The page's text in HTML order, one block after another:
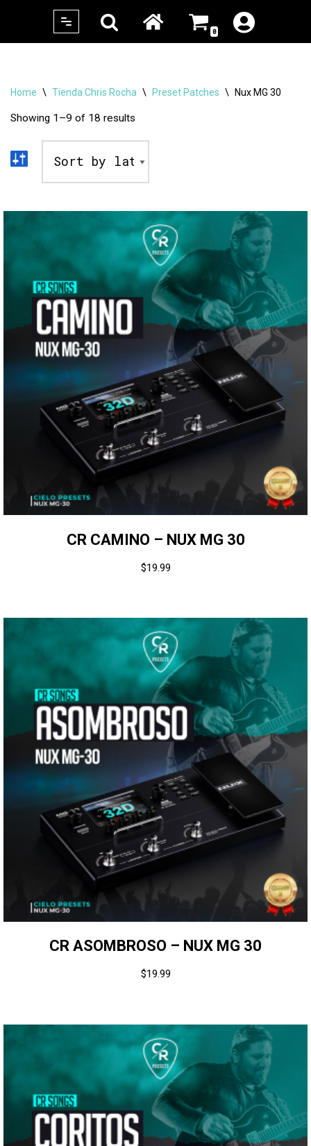
0
Home \ Tienda Chris Rocha \ Preset Patches \ Nux MG 30
Showing 1–9 of 18 results
CR CAMINO – NUX MG 30
$19.99
CR ASOMBROSO – NUX MG 30
$19.99